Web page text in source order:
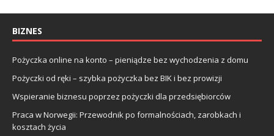
BIZNES
Pożyczka online na konto – pieniądze bez wychodzenia z domu
Pożyczki od ręki – szybka pożyczka bez BIK i bez prowizji
Wspieranie biznesu poprzez pożyczki dla przedsiębiorców
Praca w Norwegii: Przewodnik po formalnościach, zarobkach i
kosztach życia